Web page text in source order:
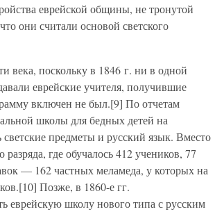
еврейской общины, не тронутой
они считали основой светского
века, поскольку в 1846 г. ни в одной
еврейские учителя, получившие
включен не был.[9] По отчетам
школы для бедных детей на
светские предметы и русский язык. Вместо
где обучалось 412 учеников, 77
— 162 частных меламеда, у которых на
Позже, в 1860-е гг.
еврейскую школу нового типа с русским